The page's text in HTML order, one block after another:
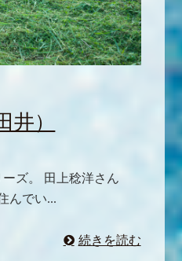
）
ズ。 田上稔洋さん
んでい...
続きを読む